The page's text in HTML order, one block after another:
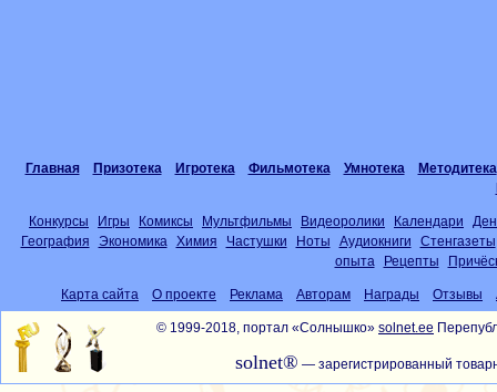
Главная Призотека Игротека Фильмотека Умнотека
Методитека
Конкурсы Игры Комиксы Мультфильмы Видеоролики Календари
География
Экономика Химия Частушки Ноты Аудиокниги
Стенгазеты
опыта
Рецепты
Карта сайта О проекте Реклама Авторам Награды Отзывы
© 1999-2018, портал «Солнышко» solnet.ee
solnet® — зарегистрированный